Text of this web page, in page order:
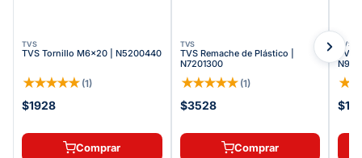
TVS
TVS Tornillo M6x20 | N5200440
★★★★★ (1)
$1928
Comprar
TVS
TVS Remache de Plástico |
N7201300
★★★★★ (1)
$3528
Comprar
TVS
TVS
★